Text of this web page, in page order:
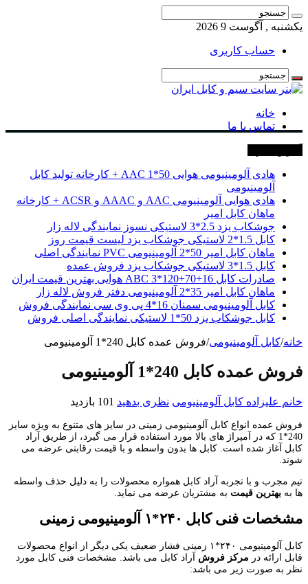
یکشنبه , آگوست 9 2026
حساب کاربری
خانه
تماس با ما
هادی آلومینیومی هوایی 50*1 AAC + کارخانه تولید کابل
آلومینیومی
هادی هوایی آلومینیومی AAC و AAAC و ACSR + کارخانه
ماهان کابل امیر
جوشکاب یزد 2.5*3 لاستیکی نسوز نمایندگی لاله زار
کابل 1.5*2 لاستیکی جوشکاب یزد لیست قیمت روز
ماهان کابل امیر 50*2 آلومینیومی PVC نمایندگی اصلی
کابل 1.5*3 لاستیکی جوشکاب یزد فروش عمده
صادرات کابل 16+70+120*3 ABC هوایی بهترین قیمت ایران
ماهان کابل امیر 35*2 آلومینیومی دفتر فروش لاله زار
کابل آلومینیومی سمنان 16*4 پی وی سی نمایندگی فروش
کابل جوشکاب یزد 50*1 لاستیکی نمایندگی اصلی فروش
خانه/کابل آلومینیومی/فروش عمده کابل 240*1 آلومینیومی
فروش عمده کابل 240*1 آلومینیومی
خانم علیزاده کابل آلومینیومی نظری بدهید 101 بازدید
فروش عمده انواع کابل آلومینیومی زمینی در سایز های متنوع به ویژه سایز
240*1 که در آمپراژ های بالا مورد استفاده قرار می گیرد، از طریق آراد
کابل آغاز شده است. کابل ها بدون واسطه و با قیمت رقابتی عرضه می
شوند.
تیم مجرب و با تجربه آراد کابل همواره محصولات را به دلیل حذف واسطه
ها به بهترین قیمت به مشتریان عرضه می نماید.
مشخصات فنی کابل ۲۴۰*۱ آلومینیومی زمینی
کابل آلومینیومی ۲۴۰*۱ زمینی فشار ضعیف یکی دیگر از انواع محصولات
قابل ارائه در مرکز فروش آراد کابل می باشد. مشخصات فنی کابل مورد
نظر به صورت زیر می باشد: